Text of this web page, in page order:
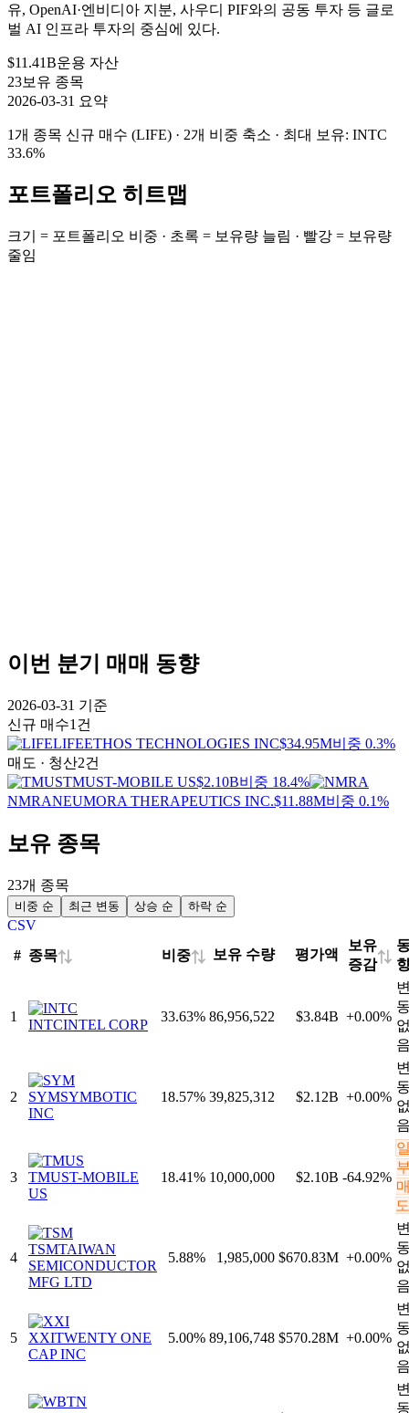
유, OpenAI·엔비디아 지분, 사우디 PIF와의 공동 투자 등 글로
벌 AI 인프라 투자의 중심에 있다.
$11.41B운용 자산
23보유 종목
2026-03-31 요약
1개 종목 신규 매수 (LIFE) · 2개 비중 축소 · 최대 보유: INTC
33.6%
포트폴리오 히트맵
크기 = 포트폴리오 비중 · 초록 = 보유량 늘림 · 빨강 = 보유량
줄임
이번 분기 매매 동향
2026-03-31 기준
신규 매수1건
LIFEETHOS TECHNOLOGIES INC$34.95M비중 0.3%
매도 · 청산2건
TMUST-MOBILE US$2.10B비중 18.4%
NMRANEUMORA THERAPEUTICS INC.$11.88M비중 0.1%
보유 종목
23개 종목
비중 순 최근 변동 상승 순 하락 순
CSV
# 종목⇅ 비중⇅ 보유 수량 평가액
보유
증감⇅
1
INTCINTEL CORP
33.63% 86,956,522 $3.84B +0.00%
2 SYMSYMBOTIC
INC
18.57% 39,825,312 $2.12B +0.00%
3 TMUST-MOBILE
US
18.41% 10,000,000 $2.10B -64.92%
도
4
TSMTAIWAN
SEMICONDUCTOR
MFG LTD
5.88% 1,985,000 $670.83M +0.00%
5 XXITWENTY ONE
CAP INC
5.00% 89,106,748 $570.28M +0.00%